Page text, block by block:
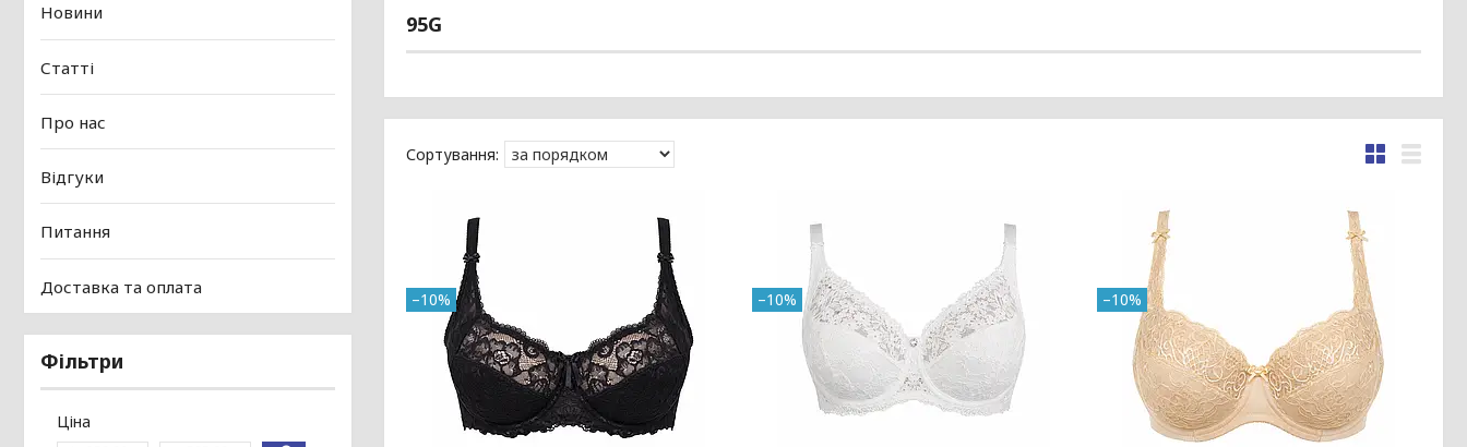
95G
–10% –10% –10%
Новини
Статті
Про нас
Відгуки
Питання
Доставка та оплата
Фільтри
Ціна